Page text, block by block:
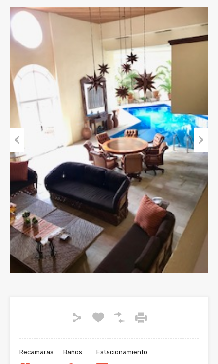
Previous Next
Recamaras Baños Estacionamiento